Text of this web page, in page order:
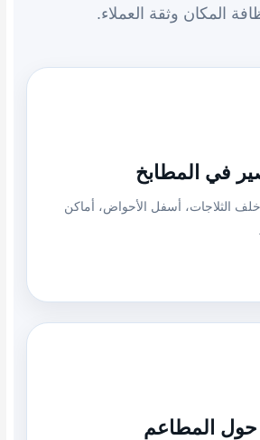
المكان وثقة العملاء.
في المطابخ
الثلاجات، أسفل الأحواض، أماكن
حول المطاعم